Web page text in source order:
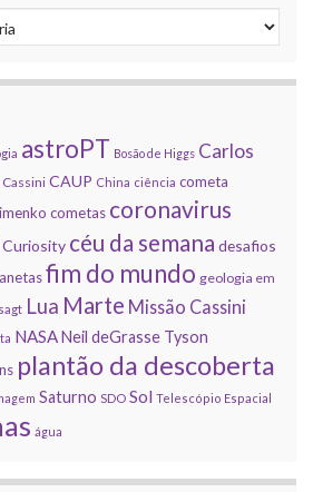
astroPT Bosão de Higgs Carlos
Cassini CAUP China ciência cometa
cometas coronavirus
Curiosity céu da semana desafios
fim do mundo geologia em
Lua Marte Missão Cassini
NASANeil deGrasse Tyson
plantão da descoberta
Saturno SDO Sol Telescópio Espacial
água